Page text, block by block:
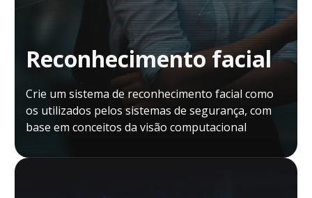
Reconhecimento facial
Crie um sistema de reconhecimento facial como
os utilizados pelos sistemas de segurança, com
base em conceitos da visão computacional